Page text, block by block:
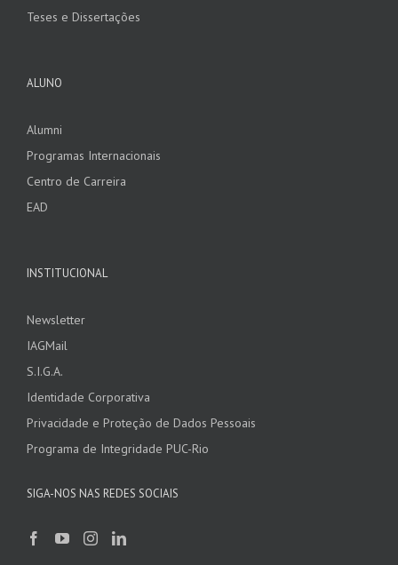
Teses e Dissertações
ALUNO
Alumni
Programas Internacionais
Centro de Carreira
EAD
INSTITUCIONAL
Newsletter
IAGMail
S.I.G.A.
Identidade Corporativa
Privacidade e Proteção de Dados Pessoais
Programa de Integridade PUC-Rio
SIGA-NOS NAS REDES SOCIAIS